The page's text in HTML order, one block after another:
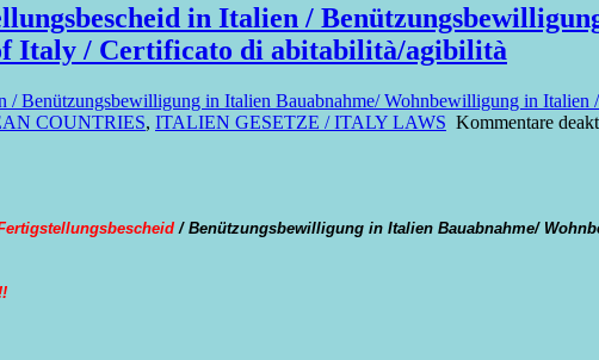
in Italien /
Italy / Certificato di abitabilità/agibilità
/ Benützungsbewilligung in Italien Bauabnahme/ Wohnbewilligung in
COUNTRIES, ITALIEN GESETZE / ITALY LAWS Kommentare
/ Benützungsbewilligung in Italien Bauabnahme/